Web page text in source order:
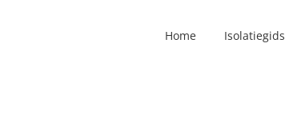
Home Isolatiegids